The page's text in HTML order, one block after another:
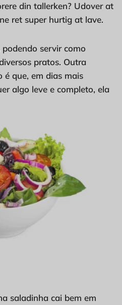
din tallerken? Udover at
ret super hurtig at lave.
servir como
pratos. Outra
é que, em dias mais
algo leve e completo, ela
saladinha cai bem em